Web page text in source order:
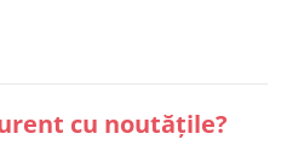
cu noutățile?